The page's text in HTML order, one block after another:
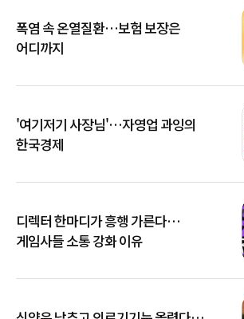
폭염 속 온열질환…보험 보장은
어디까지
'여기저기 사장님'…자영업 과잉의
한국경제
디렉터 한마디가 흥행 가른다…
게임사들 소통 강화 이유